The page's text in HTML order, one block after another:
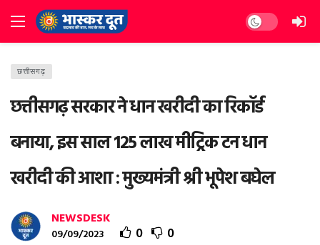
Dark mode
छत्तीसगढ़
छत्तीसगढ़ सरकार ने धान खरीदी का रिकॉर्ड
बनाया, इस साल 125 लाख मीट्रिक टन धान
खरीदी की आशा : मुख्यमंत्री श्री भूपेश बघेल
NEWSDESK
09/09/2023 0 0